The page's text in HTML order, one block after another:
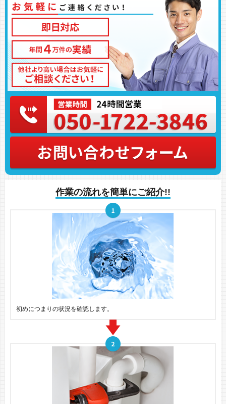
作業の流れを簡単にご紹介!!
初めにつまりの状況を確認します。